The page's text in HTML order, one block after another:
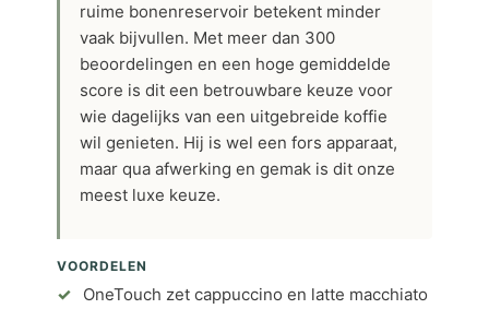
ruime bonenreservoir betekent minder
vaak bijvullen. Met meer dan 300
beoordelingen en een hoge gemiddelde
score is dit een betrouwbare keuze voor
wie dagelijks van een uitgebreide koffie
wil genieten. Hij is wel een fors apparaat,
maar qua afwerking en gemak is dit onze
meest luxe keuze.
VOORDELEN
OneTouch zet cappuccino en latte macchiato